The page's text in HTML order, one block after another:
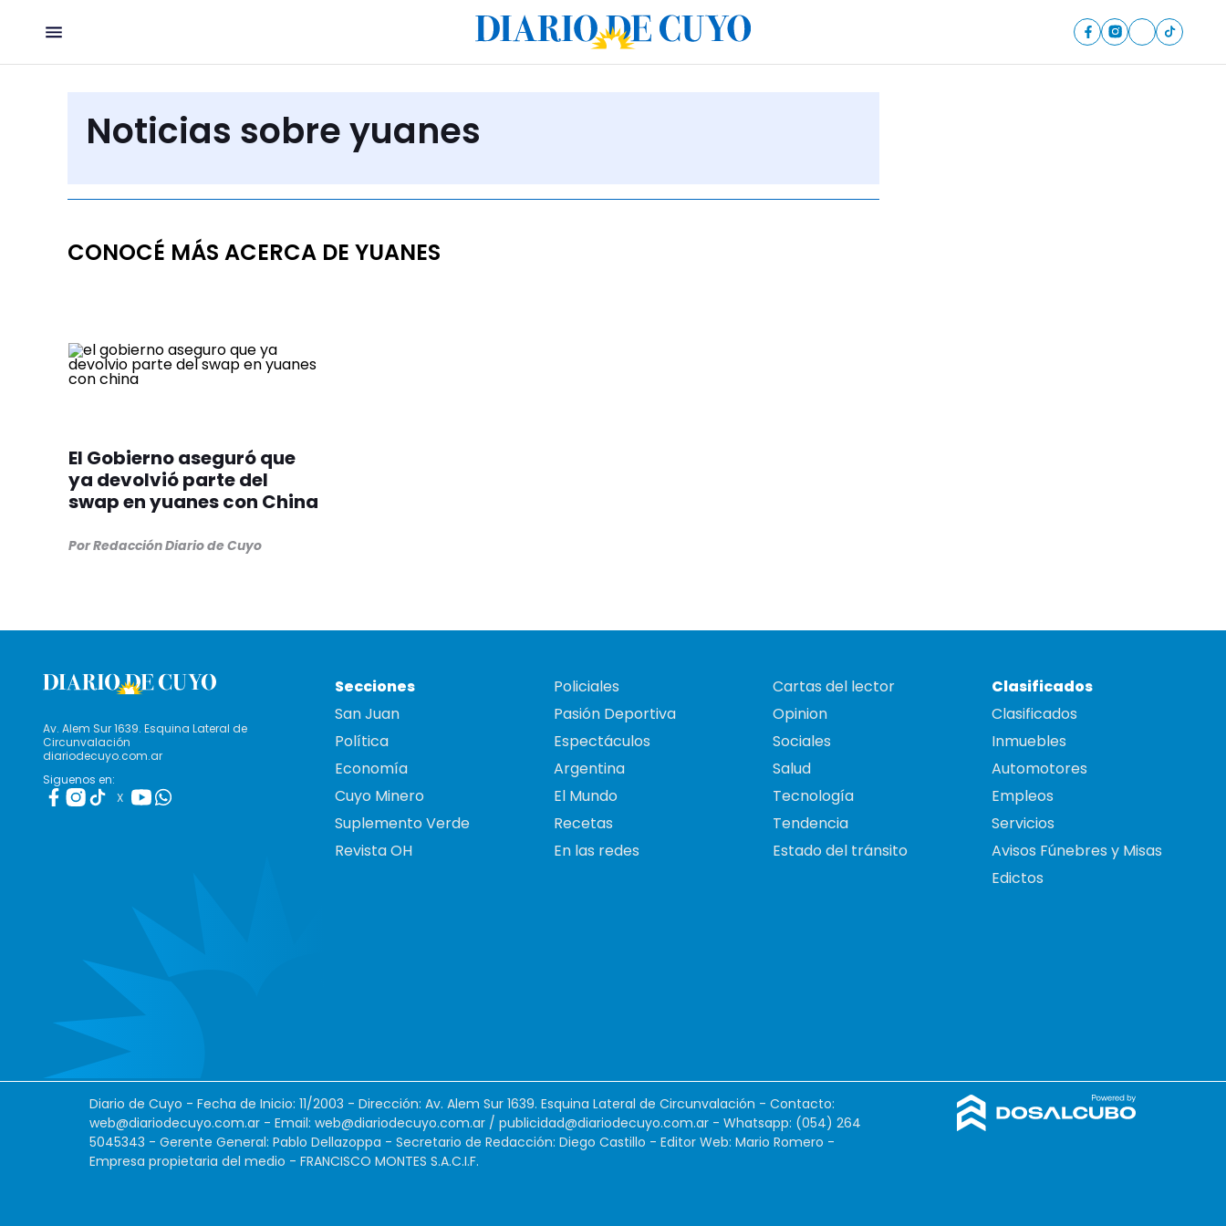
Noticias sobre yuanes
CONOCÉ MÁS ACERCA DE YUANES
El Gobierno aseguró que
ya devolvió parte del
swap en yuanes con China
Por Redacción Diario de Cuyo
Av. Alem Sur 1639. Esquina Lateral de
Circunvalación
diariodecuyo.com.ar
Siguenos en:
X
Secciones
San Juan
Política
Economía
Cuyo Minero
Suplemento Verde
Revista OH
Policiales
Pasión Deportiva
Espectáculos
Argentina
El Mundo
Recetas
En las redes
Cartas del lector
Opinion
Sociales
Salud
Tecnología
Tendencia
Estado del tránsito
Clasificados
Clasificados
Inmuebles
Automotores
Empleos
Servicios
Avisos Fúnebres y Misas
Edictos
Diario de Cuyo - Fecha de Inicio: 11/2003 - Dirección: Av. Alem Sur 1639. Esquina Lateral de Circunvalación - Contacto:
web@diariodecuyo.com.ar - Email: web@diariodecuyo.com.ar / publicidad@diariodecuyo.com.ar - Whatsapp: (054) 264
5045343 - Gerente General: Pablo Dellazoppa - Secretario de Redacción: Diego Castillo - Editor Web: Mario Romero -
Empresa propietaria del medio - FRANCISCO MONTES S.A.C.I.F.